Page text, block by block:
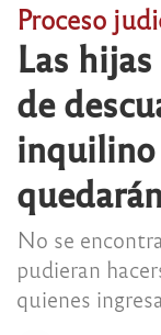
Proceso
Las
de
inquilino
No se
pudieran
quienes